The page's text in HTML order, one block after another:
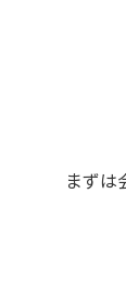
まずは